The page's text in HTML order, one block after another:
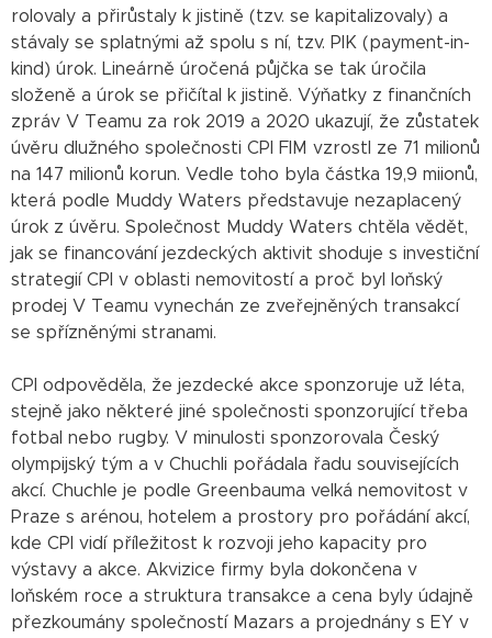
rolovaly a přirůstaly k jistině (tzv. se kapitalizovaly) a
stávaly se splatnými až spolu s ní, tzv. PIK (payment-in-
kind) úrok. Lineárně úročená půjčka se tak úročila
složeně a úrok se přičítal k jistině. Výňatky z finančních
zpráv V Teamu za rok 2019 a 2020 ukazují, že zůstatek
úvěru dlužného společnosti CPI FIM vzrostl ze 71 milionů
na 147 milionů korun. Vedle toho byla částka 19,9 miionů,
která podle Muddy Waters představuje nezaplacený
úrok z úvěru. Společnost Muddy Waters chtěla vědět,
jak se financování jezdeckých aktivit shoduje s investiční
strategií CPI v oblasti nemovitostí a proč byl loňský
prodej V Teamu vynechán ze zveřejněných transakcí
se spřízněnými stranami.
CPI odpověděla, že jezdecké akce sponzoruje už léta,
stejně jako některé jiné společnosti sponzorující třeba
fotbal nebo rugby. V minulosti sponzorovala Český
olympijský tým a v Chuchli pořádala řadu souvisejících
akcí. Chuchle je podle Greenbauma velká nemovitost v
Praze s arénou, hotelem a prostory pro pořádání akcí,
kde CPI vidí příležitost k rozvoji jeho kapacity pro
výstavy a akce. Akvizice firmy byla dokončena v
loňském roce a struktura transakce a cena byly údajně
přezkoumány společností Mazars a projednány s EY v